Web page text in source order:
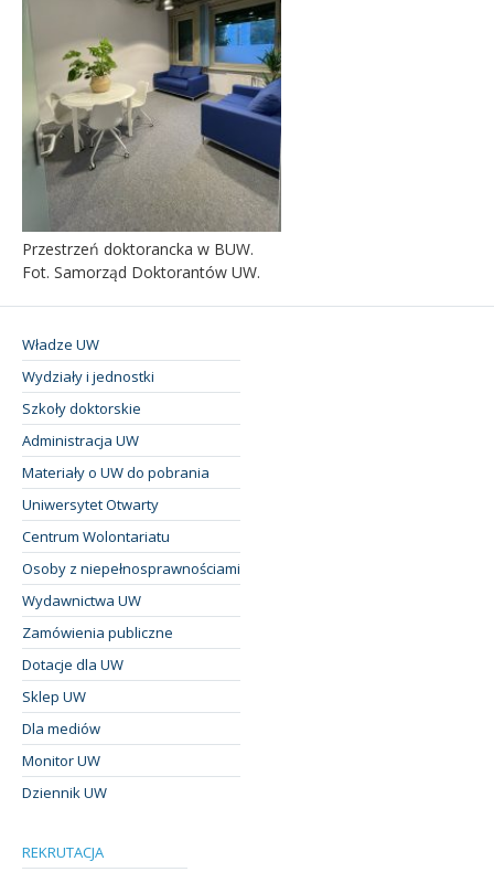
Przestrzeń doktorancka w BUW.
Fot. Samorząd Doktorantów UW.
Władze UW
Wydziały i jednostki
Szkoły doktorskie
Administracja UW
Materiały o UW do pobrania
Uniwersytet Otwarty
Centrum Wolontariatu
Osoby z niepełnosprawnościami
Wydawnictwa UW
Zamówienia publiczne
Dotacje dla UW
Sklep UW
Dla mediów
Monitor UW
Dziennik UW
REKRUTACJA